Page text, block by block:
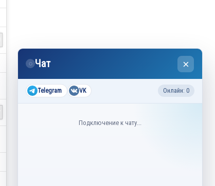
×
◌ Чат
Telegram VK Онлайн: 0
Подключение к чату...